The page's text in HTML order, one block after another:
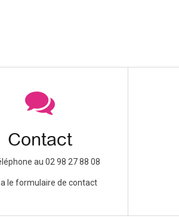
Contact
au 02 98 27 88 08
le formulaire de contact